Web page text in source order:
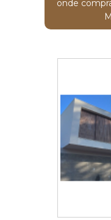
onde